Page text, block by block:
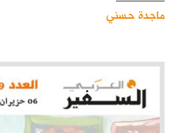
ماجدة حسني